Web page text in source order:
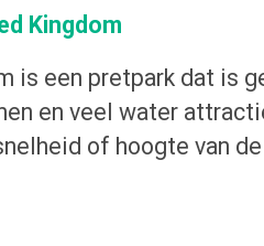
Kingdom
is een pretpark dat is
en veel water
of hoogte van